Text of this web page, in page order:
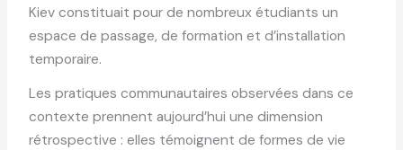
Kiev constituait pour de nombreux étudiants un
espace de passage, de formation et d’installation
temporaire.
Les pratiques communautaires observées dans ce
contexte prennent aujourd’hui une dimension
rétrospective : elles témoignent de formes de vie